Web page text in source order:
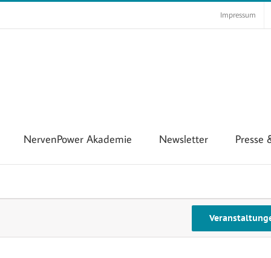
Impressum
NervenPower Akademie Newsletter Presse